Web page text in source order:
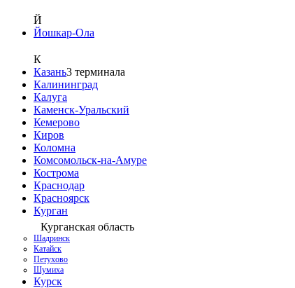
Й
Йошкар-Ола
К
Казань3 терминала
Калининград
Калуга
Каменск-Уральский
Кемерово
Киров
Коломна
Комсомольск-на-Амуре
Кострома
Краснодар
Красноярск
Курган
Курганская область
Шадринск
Катайск
Петухово
Шумиха
Курск